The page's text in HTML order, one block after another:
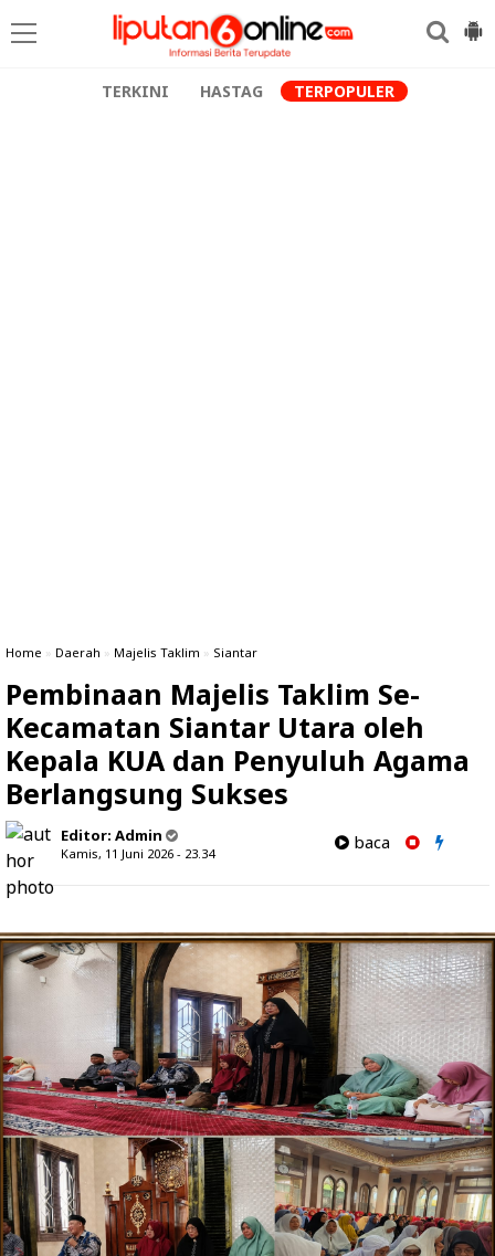
TERKINI HASTAG TERPOPULER
Home » Daerah » Majelis Taklim » Siantar
Pembinaan Majelis Taklim Se-
Kecamatan Siantar Utara oleh
Kepala KUA dan Penyuluh Agama
Berlangsung Sukses
Editor: Admin
Kamis, 11 Juni 2026 - 23.34
baca